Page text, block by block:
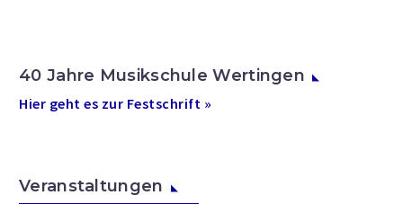
40 Jahre Musikschule Wertingen
Hier geht es zur Festschrift »
Veranstaltungen